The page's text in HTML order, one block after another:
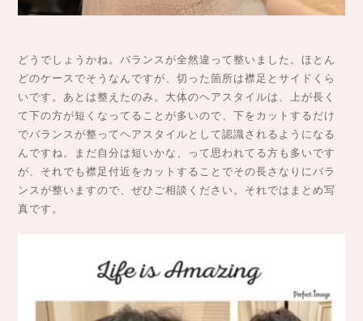
どうでしょうかね。バランスが全然違って整いました。ほとん
どのケースでそうなんですが、切った箇所は襟足とサイドくら
いです。あとは整えたのみ。大体のヘアスタイルは、上が長く
て下の方が短くなってることが多いので、下をカットするだけ
でバランスが整ってヘアスタイルとして認識されるようになる
んですね。まだ自分は短いかな、って思われてる方も多いです
が、それでも襟足付近をカットすることでその長さなりにバラ
ンスが整いますので、ぜひご相談ください。それではまとめ写
真です。